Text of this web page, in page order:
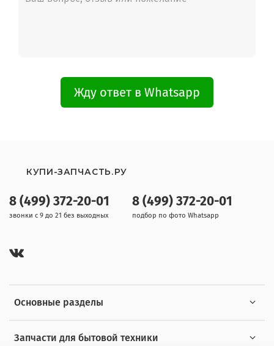
Жду ответ в Whatsapp
Основные разделы
Запчасти для бытовой техники
8 (499) 372-20-01
звонки с 9 до 21 без выходных
8 (499) 372-20-01
подбор по фото Whatsapp
КУПИ-ЗАПЧАСТЬ.РУ